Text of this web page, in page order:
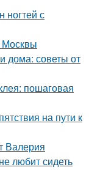
ногтей с
Москвы
дома: советы от
пошаговая
на пути к
Валерия
любит сидеть